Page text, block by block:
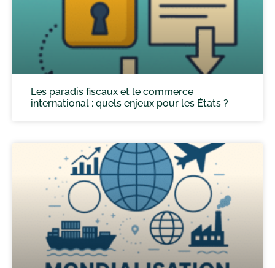
Les paradis fiscaux et le commerce
international : quels enjeux pour les États ?